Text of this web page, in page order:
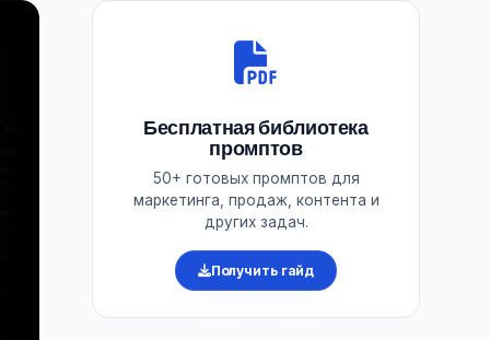
Бесплатная библиотека
промптов
50+ готовых промптов для
маркетинга, продаж, контента и
других задач.
Получить гайд